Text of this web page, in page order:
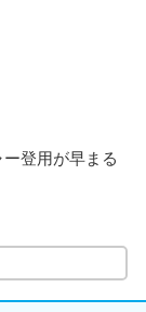
登用が早まる